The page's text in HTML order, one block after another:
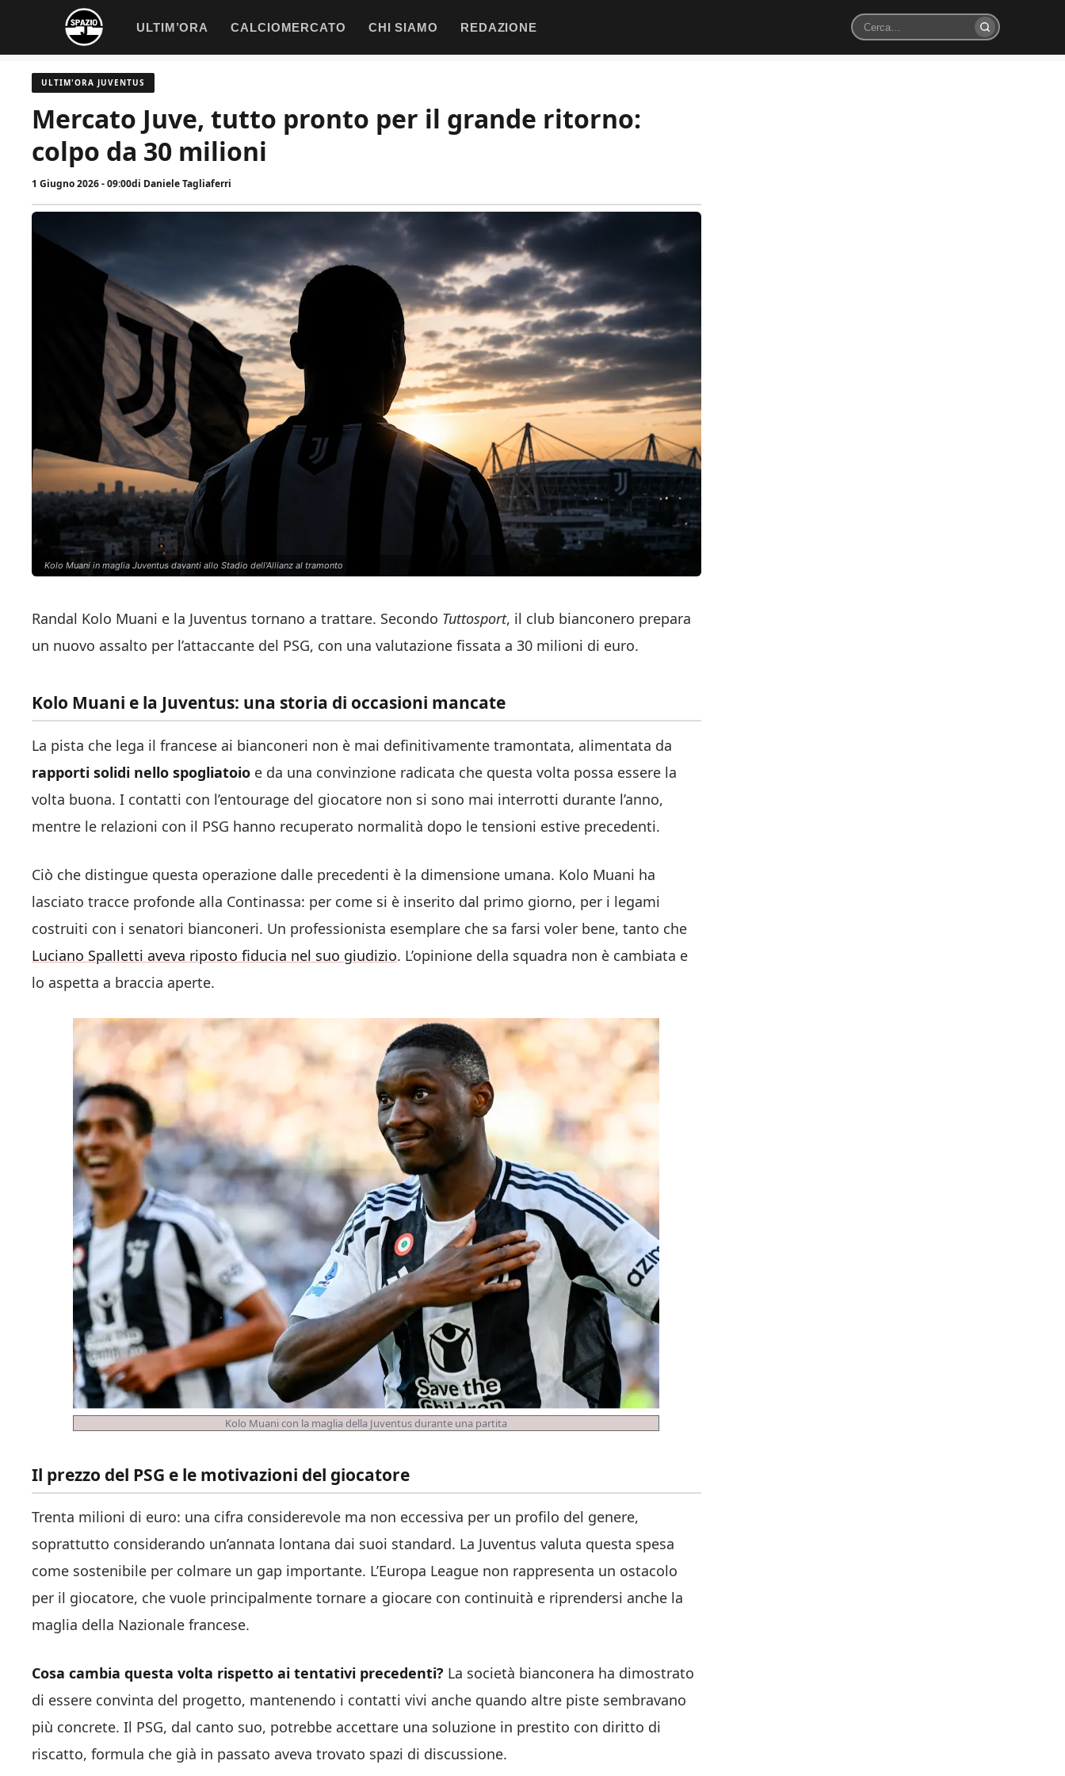
contenuto
ULTIM’ORA CALCIOMERCATO CHI SIAMO REDAZIONE
Cerca
ULTIM'ORA JUVENTUS
Mercato Juve, tutto pronto per il grande ritorno:
colpo da 30 milioni
1 Giugno 2026 - 09:00di Daniele Tagliaferri
Kolo Muani in maglia Juventus davanti allo Stadio dell'Allianz al tramonto
Randal Kolo Muani e la Juventus tornano a trattare. Secondo Tuttosport, il club bianconero prepara
un nuovo assalto per l’attaccante del PSG, con una valutazione fissata a 30 milioni di euro.
Kolo Muani e la Juventus: una storia di occasioni mancate
La pista che lega il francese ai bianconeri non è mai definitivamente tramontata, alimentata da
rapporti solidi nello spogliatoio e da una convinzione radicata che questa volta possa essere la
volta buona. I contatti con l’entourage del giocatore non si sono mai interrotti durante l’anno,
mentre le relazioni con il PSG hanno recuperato normalità dopo le tensioni estive precedenti.
Ciò che distingue questa operazione dalle precedenti è la dimensione umana. Kolo Muani ha
lasciato tracce profonde alla Continassa: per come si è inserito dal primo giorno, per i legami
costruiti con i senatori bianconeri. Un professionista esemplare che sa farsi voler bene, tanto che
Luciano Spalletti aveva riposto fiducia nel suo giudizio. L’opinione della squadra non è cambiata e
lo aspetta a braccia aperte.
Kolo Muani con la maglia della Juventus durante una partita
Il prezzo del PSG e le motivazioni del giocatore
Trenta milioni di euro: una cifra considerevole ma non eccessiva per un profilo del genere,
soprattutto considerando un’annata lontana dai suoi standard. La Juventus valuta questa spesa
come sostenibile per colmare un gap importante. L’Europa League non rappresenta un ostacolo
per il giocatore, che vuole principalmente tornare a giocare con continuità e riprendersi anche la
maglia della Nazionale francese.
Cosa cambia questa volta rispetto ai tentativi precedenti? La società bianconera ha dimostrato
di essere convinta del progetto, mantenendo i contatti vivi anche quando altre piste sembravano
più concrete. Il PSG, dal canto suo, potrebbe accettare una soluzione in prestito con diritto di
riscatto, formula che già in passato aveva trovato spazi di discussione.